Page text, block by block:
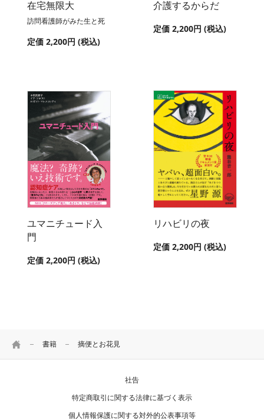
HOME 書籍 摘便とお花見
在宅無限大
訪問看護師がみた生と死
定価 2,200円 (税込)
介護するからだ
定価 2,200円 (税込)
ユマニチュード入
門
定価 2,200円 (税込)
リハビリの夜
定価 2,200円 (税込)
社告
特定商取引に関する法律に基づく表示
個人情報保護に関する対外的公表事項等